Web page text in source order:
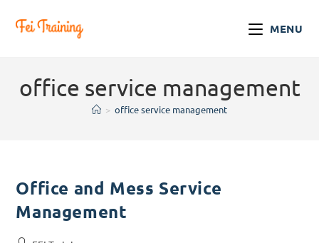
MENU
office service management
> office service management
Office and Mess Service
Management